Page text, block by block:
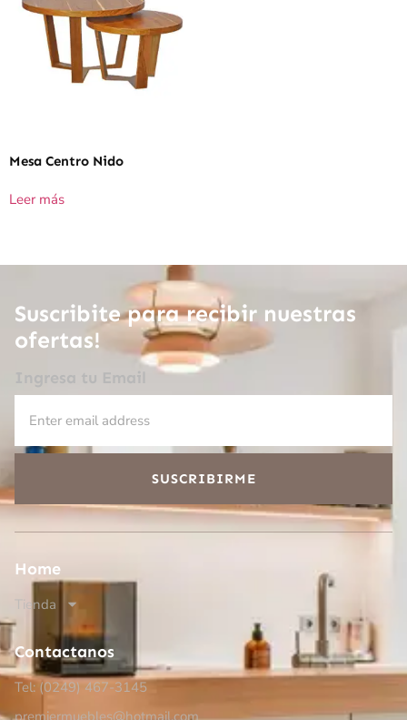
Mesa Centro Nido
Leer más
Suscribite para recibir nuestras
ofertas!
SUSCRIBIRME
Home
Tienda
Contactanos
Tel: (0249) 467-3145
premiermuebles@hotmail.com